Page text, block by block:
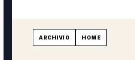
ARCHIVIO HOME